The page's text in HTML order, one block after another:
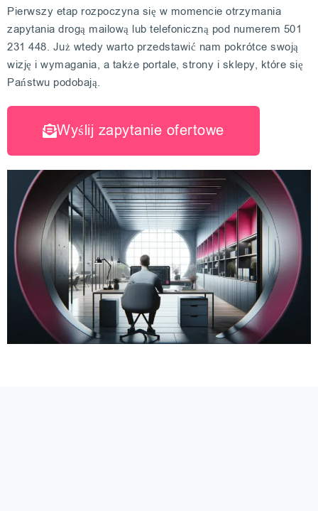
Pierwszy etap rozpoczyna się w momencie otrzymania
zapytania drogą mailową lub telefoniczną pod numerem 501
231 448. Już wtedy warto przedstawić nam pokrótce swoją
wizję i wymagania, a także portale, strony i sklepy, które się
Państwu podobają.
Wyślij zapytanie ofertowe